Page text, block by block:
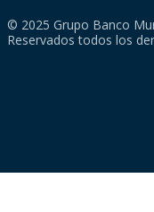
© 2025 Grupo Banco
Reservados todos los